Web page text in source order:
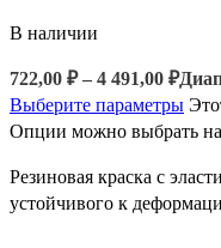
В наличии
722,00 ₽ – 4 491,00 ₽
Выберите параметры
Опции можно выбрать на
Резиновая краска с
устойчивого к